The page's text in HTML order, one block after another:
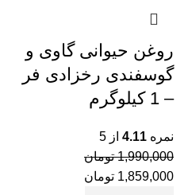
روغن حیوانی گاوی و
گوسفندی رخزادی فر
– 1 کیلوگرم
نمره 4.11 از 5
1,990,000 تومان
1,859,000 تومان